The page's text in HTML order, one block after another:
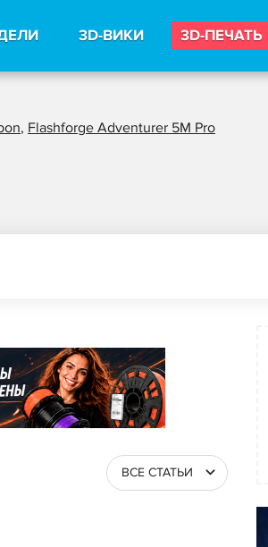
3D-ВИКИ 3D-ПЕЧАТЬ
, Flashforge Adventurer 5M Pro
ВСЕ СТАТЬИ